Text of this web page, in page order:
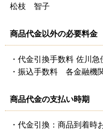
松枝 智子
商品代金以外の必要料金
・代金引換手数料 佐川
・振込手数料 各金融機
商品代金の支払い時期
・代金引換：商品到着時